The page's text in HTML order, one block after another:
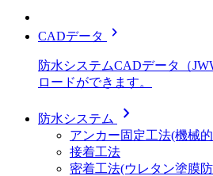
CADデータ chevron_right
防水システムCADデータ（
ロードができます。
防水システム chevron_right
アンカー固定工法(機械
接着工法
密着工法(ウレタン塗膜